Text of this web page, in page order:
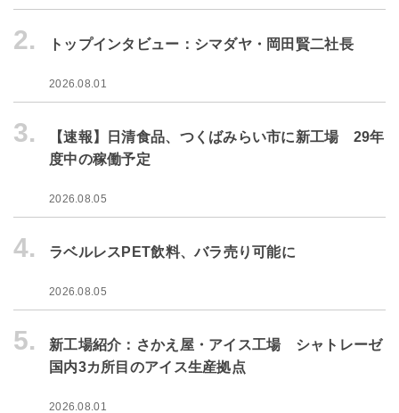
2. トップインタビュー：シマダヤ・岡田賢二社長
2026.08.01
3.
【速報】日清食品、つくばみらい市に新工場 29年
度中の稼働予定
2026.08.05
4. ラベルレスPET飲料、バラ売り可能に
2026.08.05
5.
新工場紹介：さかえ屋・アイス工場 シャトレーゼ
国内3カ所目のアイス生産拠点
2026.08.01